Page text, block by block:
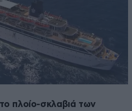
πλοίο-σκλαβιά των